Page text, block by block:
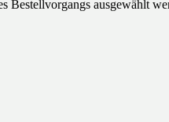
ausgewählt